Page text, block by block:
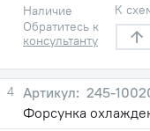
Наличие
Обратитесь к
консультанту
К
4
245-
Форсунка